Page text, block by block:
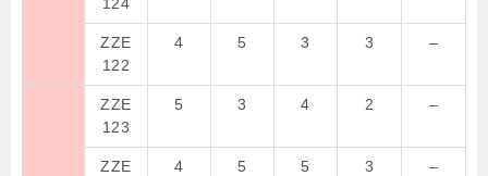
ZZE
122
4 5 3 3 –
ZZE
123
5 3 4 2 –
ZZE
4 5 5 3 –